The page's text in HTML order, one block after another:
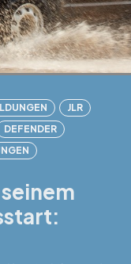
JLR
DEFENDER